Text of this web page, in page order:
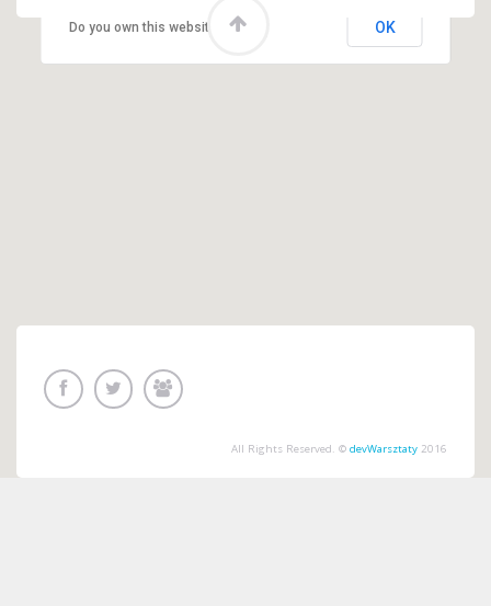
Do you own this website? OK
All Rights Reserved. © devWarsztaty 2016